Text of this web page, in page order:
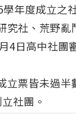
年度成立之
究社、荒野亂
4日高中社團
立票皆未過半
社團。